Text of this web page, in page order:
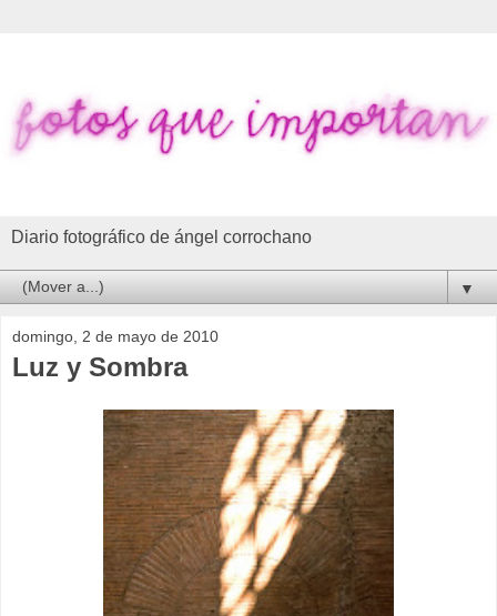
Diario fotográfico de ángel corrochano
▼
domingo, 2 de mayo de 2010
Luz y Sombra